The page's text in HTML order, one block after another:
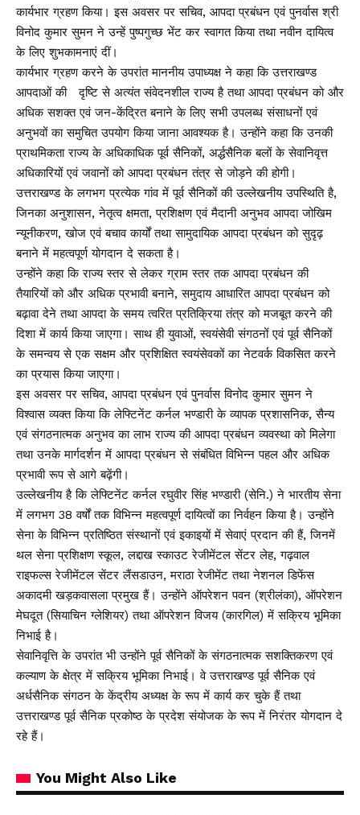
कार्यभार ग्रहण किया। इस अवसर पर सचिव, आपदा प्रबंधन एवं पुनर्वास श्री
विनोद कुमार सुमन ने उन्हें पुष्पगुच्छ भेंट कर स्वागत किया तथा नवीन दायित्व
के लिए शुभकामनाएं दीं।
कार्यभार ग्रहण करने के उपरांत माननीय उपाध्यक्ष ने कहा कि उत्तराखण्ड
आपदाओं की दृष्टि से अत्यंत संवेदनशील राज्य है तथा आपदा प्रबंधन को और
अधिक सशक्त एवं जन-केंद्रित बनाने के लिए सभी उपलब्ध संसाधनों एवं
अनुभवों का समुचित उपयोग किया जाना आवश्यक है। उन्होंने कहा कि उनकी
प्राथमिकता राज्य के अधिकाधिक पूर्व सैनिकों, अर्द्धसैनिक बलों के सेवानिवृत्त
अधिकारियों एवं जवानों को आपदा प्रबंधन तंत्र से जोड़ने की होगी।
उत्तराखण्ड के लगभग प्रत्येक गांव में पूर्व सैनिकों की उल्लेखनीय उपस्थिति है,
जिनका अनुशासन, नेतृत्व क्षमता, प्रशिक्षण एवं मैदानी अनुभव आपदा जोखिम
न्यूनीकरण, खोज एवं बचाव कार्यों तथा सामुदायिक आपदा प्रबंधन को सुदृढ़
बनाने में महत्वपूर्ण योगदान दे सकता है।
उन्होंने कहा कि राज्य स्तर से लेकर ग्राम स्तर तक आपदा प्रबंधन की
तैयारियों को और अधिक प्रभावी बनाने, समुदाय आधारित आपदा प्रबंधन को
बढ़ावा देने तथा आपदा के समय त्वरित प्रतिक्रिया तंत्र को मजबूत करने की
दिशा में कार्य किया जाएगा। साथ ही युवाओं, स्वयंसेवी संगठनों एवं पूर्व सैनिकों
के समन्वय से एक सक्षम और प्रशिक्षित स्वयंसेवकों का नेटवर्क विकसित करने
का प्रयास किया जाएगा।
इस अवसर पर सचिव, आपदा प्रबंधन एवं पुनर्वास विनोद कुमार सुमन ने
विश्वास व्यक्त किया कि लेफ्टिनेंट कर्नल भण्डारी के व्यापक प्रशासनिक, सैन्य
एवं संगठनात्मक अनुभव का लाभ राज्य की आपदा प्रबंधन व्यवस्था को मिलेगा
तथा उनके मार्गदर्शन में आपदा प्रबंधन से संबंधित विभिन्न पहल और अधिक
प्रभावी रूप से आगे बढ़ेंगी।
उल्लेखनीय है कि लेफ्टिनेंट कर्नल रघुवीर सिंह भण्डारी (सेनि.) ने भारतीय सेना
में लगभग 38 वर्षों तक विभिन्न महत्वपूर्ण दायित्वों का निर्वहन किया है। उन्होंने
सेना के विभिन्न प्रतिष्ठित संस्थानों एवं इकाइयों में सेवाएं प्रदान की हैं, जिनमें
थल सेना प्रशिक्षण स्कूल, लद्दाख स्काउट रेजीमेंटल सेंटर लेह, गढ़वाल
राइफल्स रेजीमेंटल सेंटर लैंसडाउन, मराठा रेजीमेंट तथा नेशनल डिफेंस
अकादमी खड़कवासला प्रमुख हैं। उन्होंने ऑपरेशन पवन (श्रीलंका), ऑपरेशन
मेघदूत (सियाचिन ग्लेशियर) तथा ऑपरेशन विजय (कारगिल) में सक्रिय भूमिका
निभाई है।
सेवानिवृत्ति के उपरांत भी उन्होंने पूर्व सैनिकों के संगठनात्मक सशक्तिकरण एवं
कल्याण के क्षेत्र में सक्रिय भूमिका निभाई। वे उत्तराखण्ड पूर्व सैनिक एवं
अर्धसैनिक संगठन के केंद्रीय अध्यक्ष के रूप में कार्य कर चुके हैं तथा
उत्तराखण्ड पूर्व सैनिक प्रकोष्ठ के प्रदेश संयोजक के रूप में निरंतर योगदान दे
रहे हैं।
You Might Also Like